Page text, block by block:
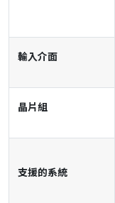
輸入介面
晶片組
支援的系統